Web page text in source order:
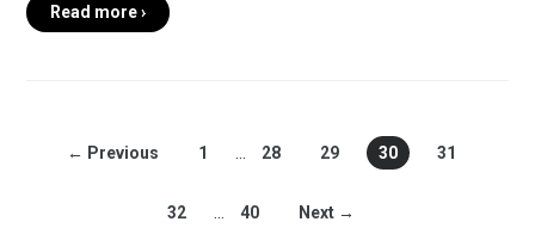
Read more ›
← Previous 1 28 29 30 31
32 40 Next →